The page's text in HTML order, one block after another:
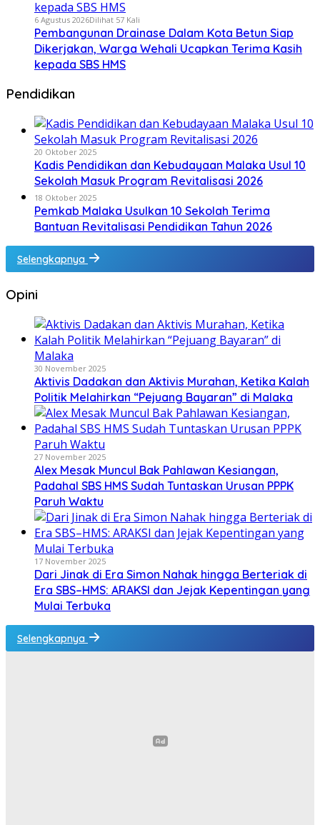
6 Agustus 2026Dilihat 57 Kali
Pembangunan Drainase Dalam Kota Betun Siap
Dikerjakan, Warga Wehali Ucapkan Terima Kasih
kepada SBS HMS
Pendidikan
20 Oktober 2025
Kadis Pendidikan dan Kebudayaan Malaka Usul 10
Sekolah Masuk Program Revitalisasi 2026
18 Oktober 2025
Pemkab Malaka Usulkan 10 Sekolah Terima
Bantuan Revitalisasi Pendidikan Tahun 2026
Selengkapnya
Opini
30 November 2025
Aktivis Dadakan dan Aktivis Murahan, Ketika Kalah
Politik Melahirkan “Pejuang Bayaran” di Malaka
27 November 2025
Alex Mesak Muncul Bak Pahlawan Kesiangan,
Padahal SBS HMS Sudah Tuntaskan Urusan PPPK
Paruh Waktu
17 November 2025
Dari Jinak di Era Simon Nahak hingga Berteriak di
Era SBS–HMS: ARAKSI dan Jejak Kepentingan yang
Mulai Terbuka
Selengkapnya